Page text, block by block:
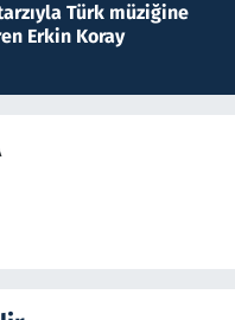
Türk müziğine
Erkin Koray